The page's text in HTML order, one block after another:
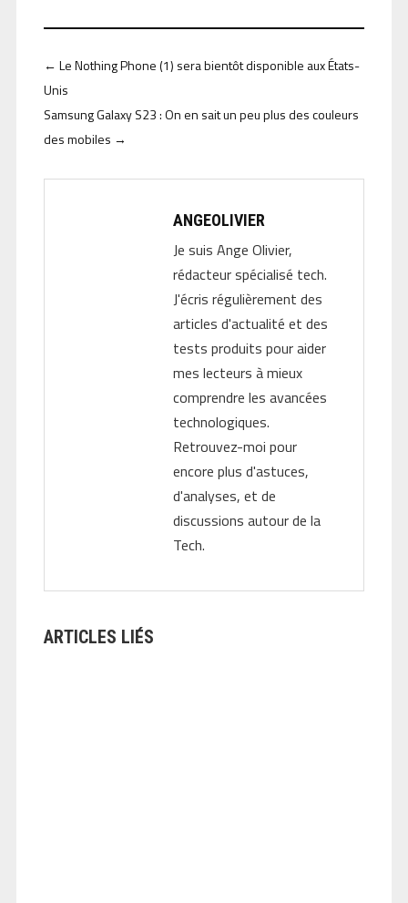
← Le Nothing Phone (1) sera bientôt disponible aux États-
Unis
Samsung Galaxy S23 : On en sait un peu plus des couleurs
des mobiles →
ANGEOLIVIER
Je suis Ange Olivier,
rédacteur spécialisé tech.
J'écris régulièrement des
articles d'actualité et des
tests produits pour aider
mes lecteurs à mieux
comprendre les avancées
technologiques.
Retrouvez-moi pour
encore plus d'astuces,
d'analyses, et de
discussions autour de la
Tech.
ARTICLES LIÉS